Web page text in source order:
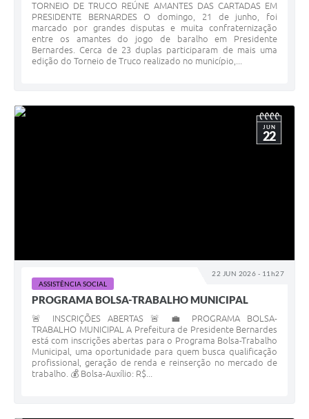
TORNEIO DE TRUCO REÚNE AMANTES DAS CARTADAS EM
PRESIDENTE BERNARDES O domingo, 21 de junho, foi
marcado por grandes disputas e muita confraternização
entre os amantes do jogo de baralho em Presidente
Bernardes. Cerca de 23 duplas participaram de mais uma
edição do Torneio de Truco realizado no município,...
22 JUN 2026 - 11h27
JUN
22
ASSISTÊNCIA SOCIAL
PROGRAMA BOLSA-TRABALHO MUNICIPAL
🚨 INSCRIÇÕES ABERTAS 🚨 💼 PROGRAMA BOLSA-
TRABALHO MUNICIPAL A Prefeitura de Presidente Bernardes
está com inscrições abertas para o Programa Bolsa-Trabalho
Municipal, uma oportunidade para quem busca qualificação
profissional, geração de renda e reinserção no mercado de
trabalho. 💰 Bolsa-Auxílio: R$...